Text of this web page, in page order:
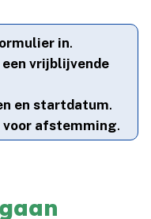
in.​
vrijblijvende
en startdatum.​
voor afstemming.​